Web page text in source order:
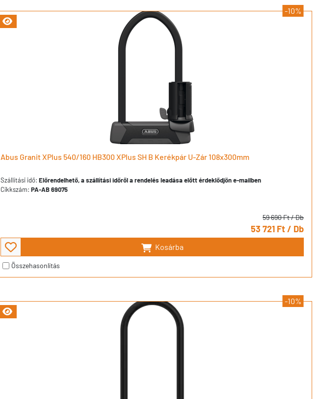
-10%
Abus Granit XPlus 540/160 HB300 XPlus SH B Kerékpár U-Zár 108x300mm
Szállítási idő: Előrendelhető, a szállítási időről a rendelés leadása előtt érdeklődjön e-mailben
Cikkszám: PA-AB 69075
59 690 Ft/ Db
53 721 Ft/ Db
Kosárba
Összehasonlítás
-10%